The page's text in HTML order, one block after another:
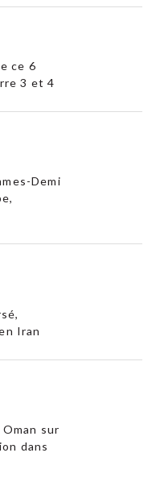
ce 6
3 et 4
Demi
Iran
sur
dans